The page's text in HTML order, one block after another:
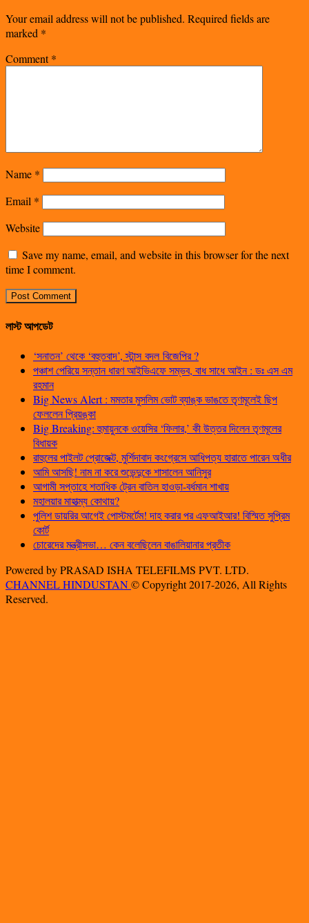
Your email address will not be published. Required fields are
marked *
Comment*
Name *
Email *
Website
Save my name, email, and website in this browser for the next
time I comment.
লাস্ট আপডেট
‘সনাতন’ থেকে ‘বহুতবাদ’, স্টান্স বদল বিজেপির ?
পঞ্চাশ পেরিয়ে সন্তান ধারণ আইভিএফে সম্ভব, বাধ সাধে আইন : ডঃ এস এম
রহমান
Big News Alert : মমতার মুসলিম ভোট ব্যাঙ্ক ভাঙতে তৃণমূলেই ছিপ
ফেললেন প্রিয়ঙ্কা
Big Breaking: হুমায়ুনকে ওয়েসির ‘ফিলার,’ কী উত্তর দিলেন তৃণমূলের
বিধায়ক
রাহুলের পাইলট প্রোজেক্ট, মুর্শিদাবাদ কংগ্রেসে আধিপত্য হারাতে পারেন অধীর
আমি আসছি! নাম না করে শুভেন্দুকে শাসালেন আনিসুর
আগামী সপ্তাহে শতাধিক ট্রেন বাতিল হাওড়া-বর্ধমান শাখায়
মহালয়ার মাহাত্ম্য কোথায়?
পুলিশ ডায়রির আগেই পোস্টমর্টেম! দাহ করার পর এফআইআর! বিস্মিত সুপ্রিম
কোর্ট
চোরেদের মন্ত্রীসভা… কেন বলেছিলেন বাঙালিয়ানার প্রতীক
Powered by PRASAD ISHA TELEFILMS PVT. LTD.
CHANNEL HINDUSTAN© Copyright 2017-2026, All Rights
Reserved.